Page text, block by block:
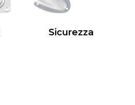
Sicurezza